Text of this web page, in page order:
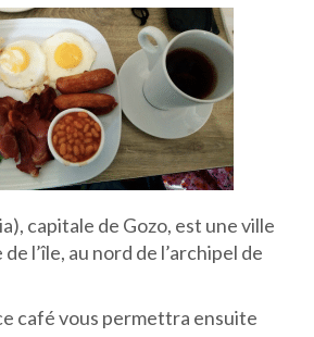
capitale de Gozo, est une ville
l’île, au nord de l’archipel de
café vous permettra ensuite